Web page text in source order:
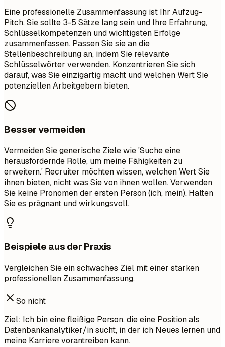
Eine professionelle Zusammenfassung ist Ihr Aufzug-
Pitch. Sie sollte 3-5 Sätze lang sein und Ihre Erfahrung,
Schlüsselkompetenzen und wichtigsten Erfolge
zusammenfassen. Passen Sie sie an die
Stellenbeschreibung an, indem Sie relevante
Schlüsselwörter verwenden. Konzentrieren Sie sich
darauf, was Sie einzigartig macht und welchen Wert Sie
potenziellen Arbeitgebern bieten.
Besser vermeiden
Vermeiden Sie generische Ziele wie 'Suche eine
herausfordernde Rolle, um meine Fähigkeiten zu
erweitern.' Recruiter möchten wissen, welchen Wert Sie
ihnen bieten, nicht was Sie von ihnen wollen. Verwenden
Sie keine Pronomen der ersten Person (ich, mein). Halten
Sie es prägnant und wirkungsvoll.
Beispiele aus der Praxis
Vergleichen Sie ein schwaches Ziel mit einer starken
professionellen Zusammenfassung.
So nicht
Ziel: Ich bin eine fleißige Person, die eine Position als
Datenbankanalytiker/in sucht, in der ich Neues lernen und
meine Karriere vorantreiben kann.